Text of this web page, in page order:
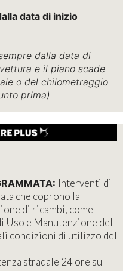
data di inizio
dalla data di
e il piano scade
o del chilometraggio
prima)
Interventi di
che coprono la
di ricambi, come
e Manutenzione del
condizioni di utilizzo del
stradale 24 ore su